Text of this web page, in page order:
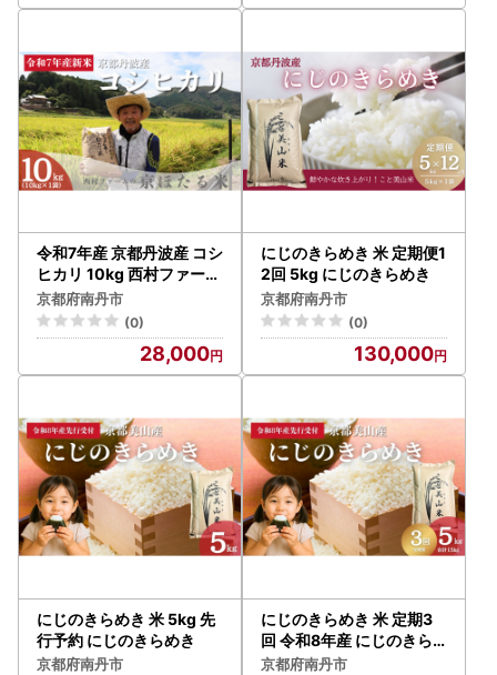
令和7年産 京都丹波産 コシ
ヒカリ 10kg 西村ファーム
京ほたる米
京都府南丹市
(0)
28,000
にじのきらめき 米 定期便1
2回 5kg にじのきらめき
京都府南丹市
(0)
130,000
にじのきらめき 米 5kg 先
行予約 にじのきらめき
京都府南丹市
にじのきらめき 米 定期3
回 令和8年産 にじのきら
めき
京都府南丹市